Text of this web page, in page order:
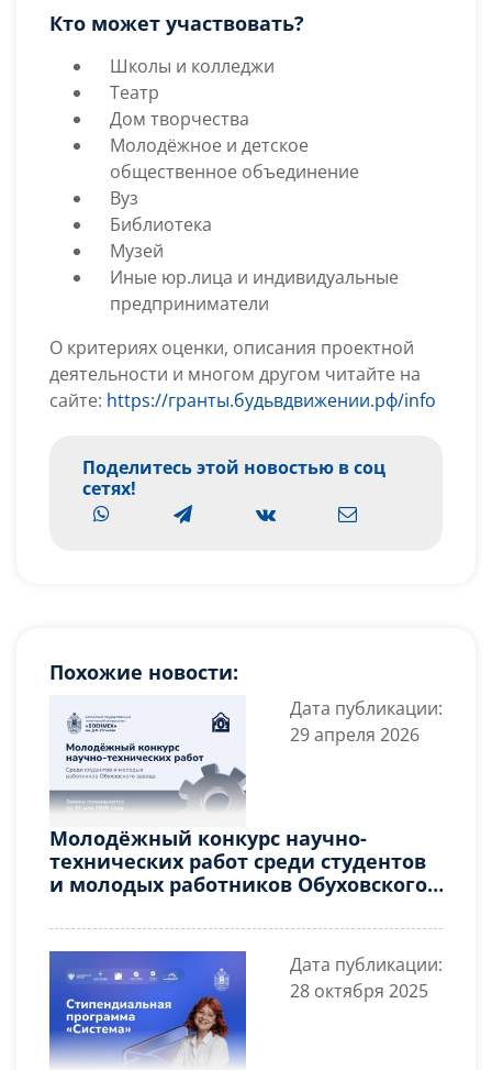
Кто может участвовать?
Школы и колледжи
Театр
Дом творчества
Молодёжное и детское
общественное объединение
Вуз
Библиотека
Музей
Иные юр.лица и индивидуальные
предприниматели
О критериях оценки, описания проектной
деятельности и многом другом читайте на
сайте: https://гранты.будьвдвижении.рф/info
Поделитесь этой новостью в соц
сетях!
Похожие новости:
Дата публикации:
29 апреля 2026
Молодёжный конкурс научно-
технических работ среди студентов
и молодых работников Обуховского
Дата публикации:
28 октября 2025